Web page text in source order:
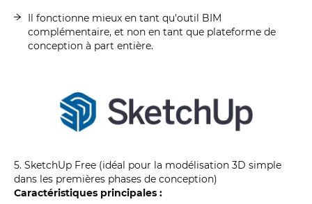
Il fonctionne mieux en tant qu'outil BIM
complémentaire, et non en tant que plateforme de
conception à part entière.
5. SketchUp Free (idéal pour la modélisation 3D simple
dans les premières phases de conception)
Caractéristiques principales :